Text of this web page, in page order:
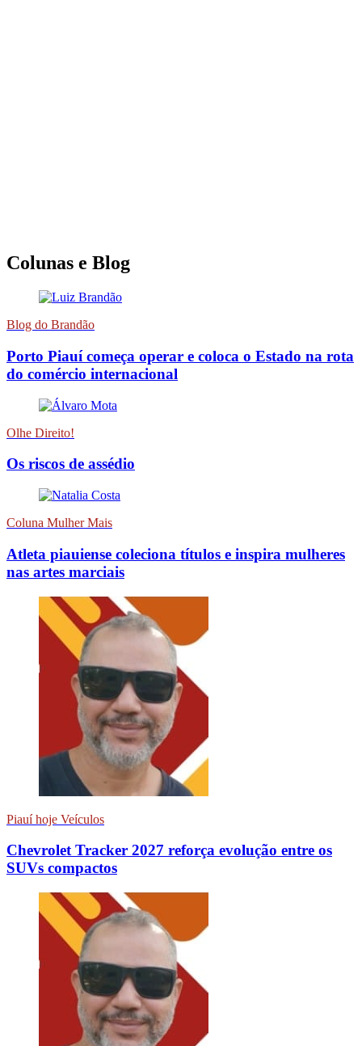
Colunas e Blog
Blog do Brandão
Porto Piauí começa operar e coloca o Estado na rota
do comércio internacional
Olhe Direito!
Os riscos de assédio
Coluna Mulher Mais
Atleta piauiense coleciona títulos e inspira mulheres
nas artes marciais
Piauí hoje Veículos
Chevrolet Tracker 2027 reforça evolução entre os
SUVs compactos